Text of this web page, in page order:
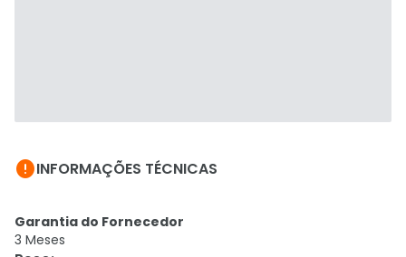
INFORMAÇÕES TÉCNICAS
Garantia do Fornecedor
3 Meses